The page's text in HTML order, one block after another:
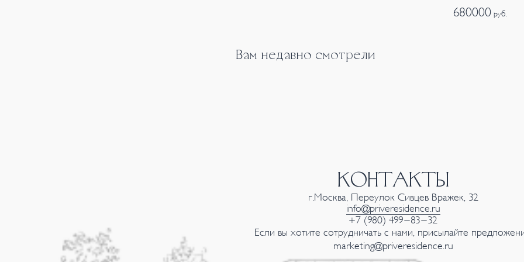
680000 руб.
Вам недавно смотрели
КОНТАКТЫ
г.Москва, Переулок Сивцев Вражек, 32
info@priveresidence.ru
+7 (980) 499-83-32
Если вы хотите сотрудничать с нами, присылайте
marketing@priveresidence.ru